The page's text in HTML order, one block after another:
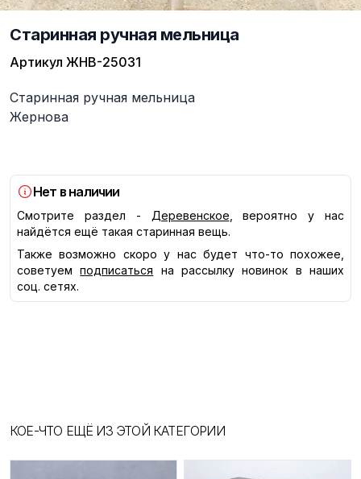
Старинная ручная мельница
Артикул ЖНВ-25031
Описание
Старинная ручная мельница
Жернова
Нет в наличии
Смотрите раздел - Деревенское , вероятно у нас
найдётся ещё такая старинная вещь.
Также возможно скоро у нас будет что-то похожее,
советуем
подписаться
на рассылку новинок в наших
соц. сетях.
КОЕ-ЧТО ЕЩЁ ИЗ ЭТОЙ КАТЕГОРИИ